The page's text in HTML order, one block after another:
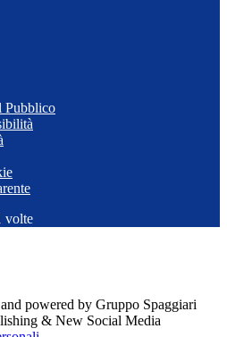
Pubblico
volte
powered by Gruppo Spaggiari
& New Social Media